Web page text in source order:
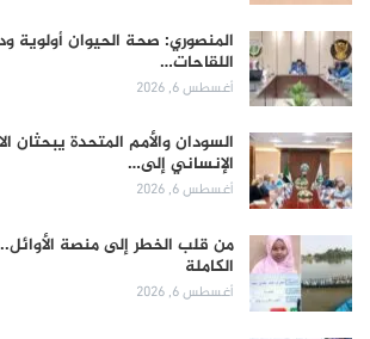
المنصوري: صحة الحيوان أولوية
اللقاحات…
أغسطس 6, 2026
السودان والأمم المتحدة يبحثان
الإنساني إلى…
أغسطس 6, 2026
من قلب الخطر إلى منصة
الكاملة
أغسطس 6, 2026